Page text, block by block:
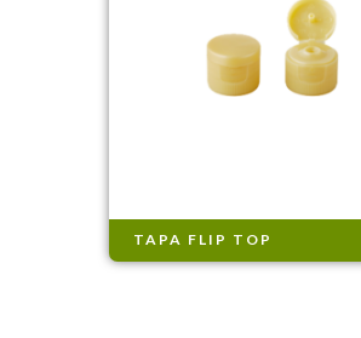
TAPA FLIP TOP